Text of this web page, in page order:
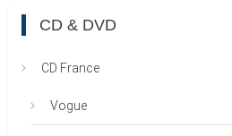
CD & DVD
CD France
Vogue